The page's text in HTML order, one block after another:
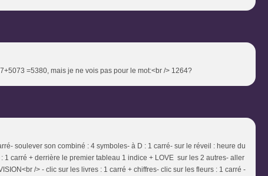
=5380, mais je ne vois pas pour le mot:<br /> 1264?
soulever son combiné : 4 symboles- à D : 1 carré- sur le réveil : heure du
1 carré + derrière le premier tableau 1 indice + LOVE sur les 2 autres- aller
/> - clic sur les livres : 1 carré + chiffres- clic sur les fleurs : 1 carré -